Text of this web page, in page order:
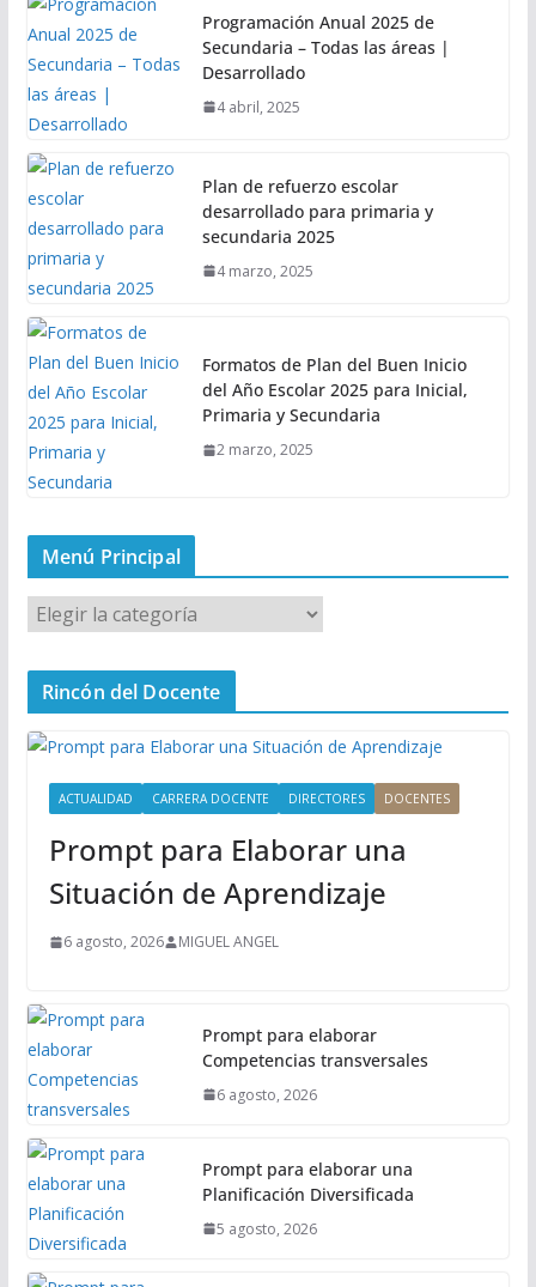
Programación Anual 2025 de
Secundaria – Todas las áreas |
Desarrollado
4 abril, 2025
Plan de refuerzo escolar
desarrollado para primaria y
secundaria 2025
4 marzo, 2025
Formatos de Plan del Buen Inicio
del Año Escolar 2025 para Inicial,
Primaria y Secundaria
2 marzo, 2025
Menú Principal
M
e
n
P
Rincón del Docente
ACTUALIDAD CARRERA DOCENTE DIRECTORES DOCENTES
Prompt para Elaborar una
Situación de Aprendizaje
6 agosto, 2026 MIGUEL ANGEL
Prompt para elaborar
Competencias transversales
6 agosto, 2026
Prompt para elaborar una
Planificación Diversificada
5 agosto, 2026